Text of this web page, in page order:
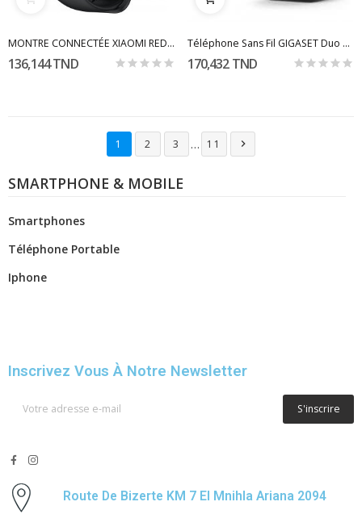
SMARTPHONE & MOBILE
Smartphones
Téléphone Portable
Iphone
MONTRE CONNECTÉE XIAOMI REDMI SMART BAND 2 NOIR
136,144 TND
Téléphone Sans Fil GIGASET Duo A170 - Noir
170,432 TND
1 2 3 … 11 
Inscrivez Vous À Notre Newsletter
S'inscrire
Route De Bizerte KM 7 El Mnihla Ariana 2094